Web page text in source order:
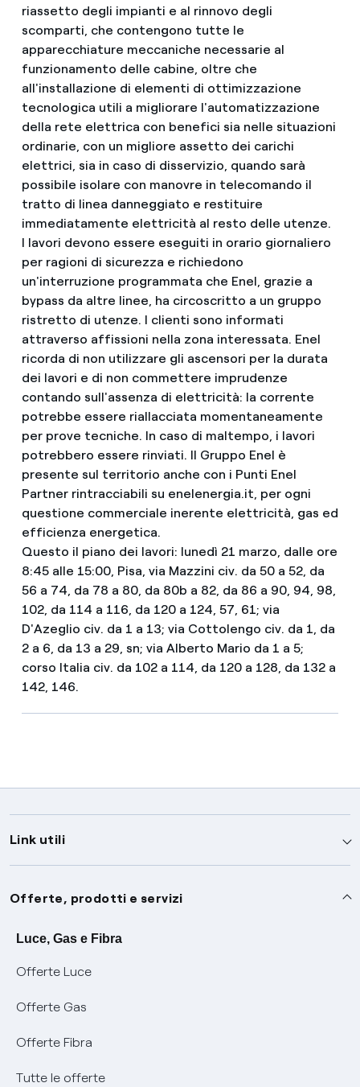
riassetto degli impianti e al rinnovo degli
scomparti, che contengono tutte le
apparecchiature meccaniche necessarie al
funzionamento delle cabine, oltre che
all'installazione di elementi di ottimizzazione
tecnologica utili a migliorare l'automatizzazione
della rete elettrica con benefici sia nelle situazioni
ordinarie, con un migliore assetto dei carichi
elettrici, sia in caso di disservizio, quando sarà
possibile isolare con manovre in telecomando il
tratto di linea danneggiato e restituire
immediatamente elettricità al resto delle utenze.
I lavori devono essere eseguiti in orario giornaliero
per ragioni di sicurezza e richiedono
un'interruzione programmata che Enel, grazie a
bypass da altre linee, ha circoscritto a un gruppo
ristretto di utenze. I clienti sono informati
attraverso affissioni nella zona interessata. Enel
ricorda di non utilizzare gli ascensori per la durata
dei lavori e di non commettere imprudenze
contando sull'assenza di elettricità: la corrente
potrebbe essere riallacciata momentaneamente
per prove tecniche. In caso di maltempo, i lavori
potrebbero essere rinviati. Il Gruppo Enel è
presente sul territorio anche con i Punti Enel
Partner rintracciabili su enelenergia.it, per ogni
questione commerciale inerente elettricità, gas ed
efficienza energetica.
Questo il piano dei lavori: lunedì 21 marzo, dalle ore
8:45 alle 15:00, Pisa, via Mazzini civ. da 50 a 52, da
56 a 74, da 78 a 80, da 80b a 82, da 86 a 90, 94, 98,
102, da 114 a 116, da 120 a 124, 57, 61; via
D'Azeglio civ. da 1 a 13; via Cottolengo civ. da 1, da
2 a 6, da 13 a 29, sn; via Alberto Mario da 1 a 5;
corso Italia civ. da 102 a 114, da 120 a 128, da 132 a
142, 146.
Link utili
Assistenza
Avvisi
SOS luce e gas
Conciliazioni e risoluzione delle controversie
Negoziazione paritetica
Informazioni Sisma
Servizi
Moduli e documenti
Documenti Fibra
Offerte, prodotti e servizi
Luce, Gas e Fibra
Offerte Luce
Offerte Gas
Offerte Fibra
Tutte le offerte